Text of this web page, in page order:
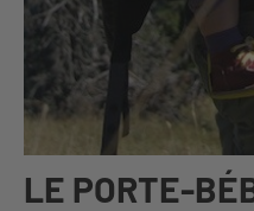
LE PORTE-